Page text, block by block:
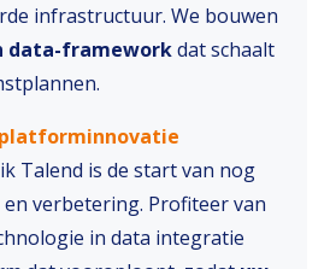
infrastructuur. We bouwen
data-frameworkdat schaalt
Talend is de start van nog
verbetering. Profiteer van
in data integratie